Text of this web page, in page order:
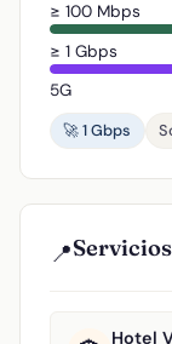
≥ 100 Mbps
≥ 1 Gbps
5G
🚀 1 Gbps
📍
Hotel